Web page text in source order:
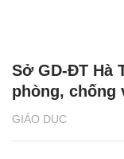
GIÁO DỤC
Sở GD-ĐT Hà
phòng, chống